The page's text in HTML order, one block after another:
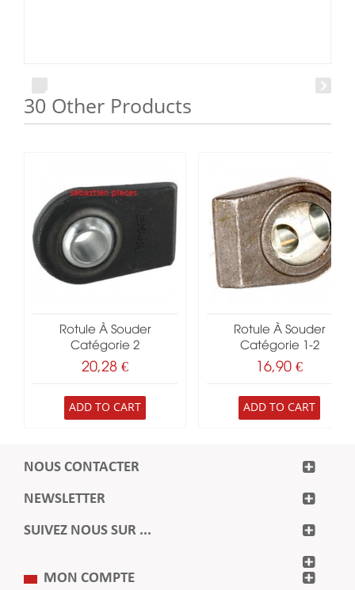
30 Other Products
Rotule À Souder
Catégorie 2
20,28 €
ADD TO CART
Rotule À Souder
Catégorie 1-2
16,90 €
ADD TO CART
NOUS CONTACTER
NEWSLETTER
SUIVEZ NOUS SUR ...
MON COMPTE